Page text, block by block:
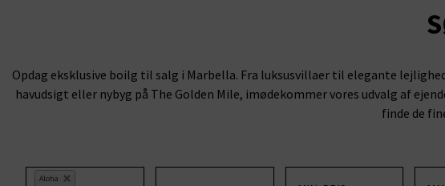
Opdag eksklusive boilg til salg i Marbella. Fra luksusvillaer til elegante
havudsigt eller nybyg på The Golden Mile, imødekommer vores udvalg af
finde de
Aloha